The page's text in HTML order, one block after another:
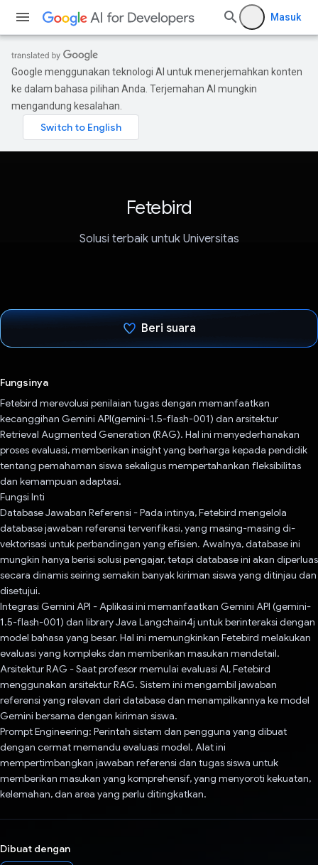
Masuk
Google menggunakan teknologi AI untuk menerjemahkan konten
ke dalam bahasa pilihan Anda. Terjemahan AI mungkin
mengandung kesalahan.
Fetebird
Solusi terbaik untuk Universitas
Beri suara
Fungsinya
Fetebird merevolusi penilaian tugas dengan memanfaatkan
kecanggihan Gemini API(gemini-1.5-flash-001) dan arsitektur
Retrieval Augmented Generation (RAG). Hal ini menyederhanakan
proses evaluasi, memberikan insight yang berharga kepada pendidik
tentang pemahaman siswa sekaligus mempertahankan fleksibilitas
dan kemampuan adaptasi.
Fungsi Inti
Database Jawaban Referensi - Pada intinya, Fetebird mengelola
database jawaban referensi terverifikasi, yang masing-masing di-
vektorisasi untuk perbandingan yang efisien. Awalnya, database ini
mungkin hanya berisi solusi pengajar, tetapi database ini akan diperluas
secara dinamis seiring semakin banyak kiriman siswa yang ditinjau dan
disetujui.
Integrasi Gemini API - Aplikasi ini memanfaatkan Gemini API (gemini-
1.5-flash-001) dan library Java Langchain4j untuk berinteraksi dengan
model bahasa yang besar. Hal ini memungkinkan Fetebird melakukan
evaluasi yang kompleks dan memberikan masukan mendetail.
Arsitektur RAG - Saat profesor memulai evaluasi AI, Fetebird
menggunakan arsitektur RAG. Sistem ini mengambil jawaban
referensi yang relevan dari database dan menampilkannya ke model
Gemini bersama dengan kiriman siswa.
Prompt Engineering: Perintah sistem dan pengguna yang dibuat
dengan cermat memandu evaluasi model. Alat ini
mempertimbangkan jawaban referensi dan tugas siswa untuk
memberikan masukan yang komprehensif, yang menyoroti kekuatan,
kelemahan, dan area yang perlu ditingkatkan.
Dibuat dengan